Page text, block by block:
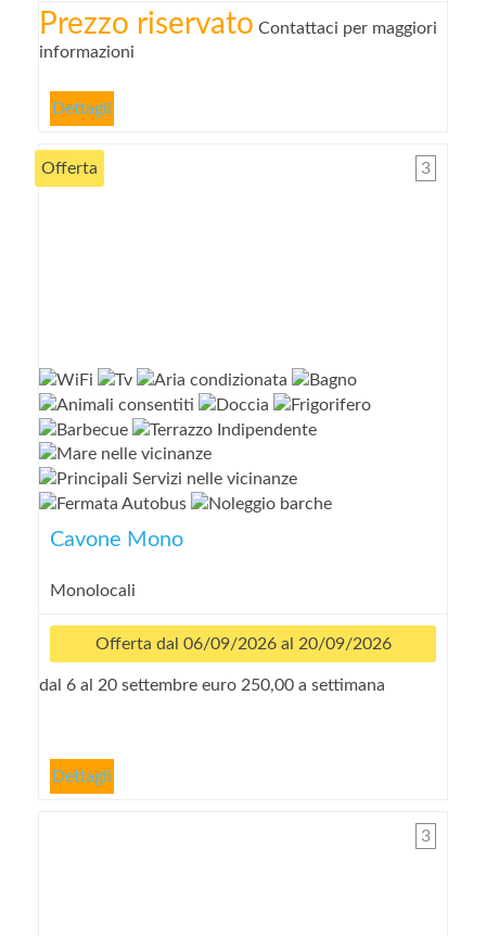
Prezzo riservato Contattaci per maggiori
informazioni
Dettagli
Cavone Mono
Monolocali
Offerta 3
Offerta dal 06/09/2026 al 20/09/2026
dal 6 al 20 settembre euro 250,00 a settimana
Dettagli
3